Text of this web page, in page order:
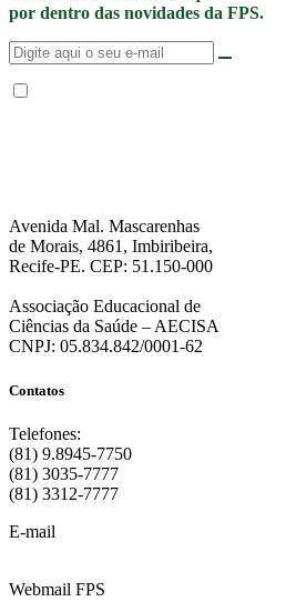
por dentro das novidades da FPS.
Avenida Mal. Mascarenhas
de Morais, 4861, Imbiribeira,
Recife-PE. CEP: 51.150-000
Associação Educacional de
Ciências da Saúde – AECISA
CNPJ: 05.834.842/0001-62
Contatos
Telefones:
(81) 9.8945-7750
(81) 3035-7777
(81) 3312-7777
E-mail
Webmail FPS